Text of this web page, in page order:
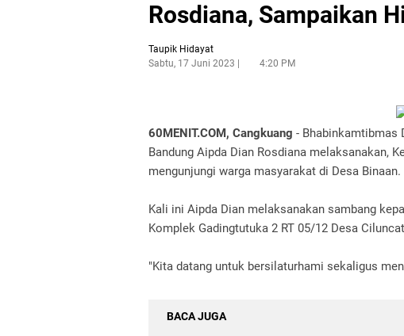
Rosdiana, Sampaikan
Taupik Hidayat
Sabtu, 17 Juni 2023
4:20 PM
60MENIT.COM, Cangkuang - Bhabinkamtibmas
Bandung Aipda Dian Rosdiana melaksanakan,
mengunjungi warga masyarakat di Desa Binaan.
Kali ini Aipda Dian melaksanakan sambang
Komplek Gadingtutuka 2 RT 05/12 Desa
"Kita datang untuk bersilaturhami sekaligus
BACA JUGA